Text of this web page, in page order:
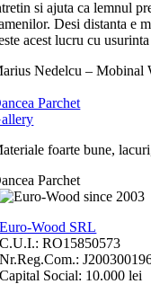
si ajuta ca lemnul
Desi distanta e
acest lucru cu
Nedelcu – Mobinal
Parchet
foarte bune,
Parchet
Euro-Wood SRL
C.U.I.: RO15850573
Nr.Reg.Com.:
Capital Social: 10.000 lei